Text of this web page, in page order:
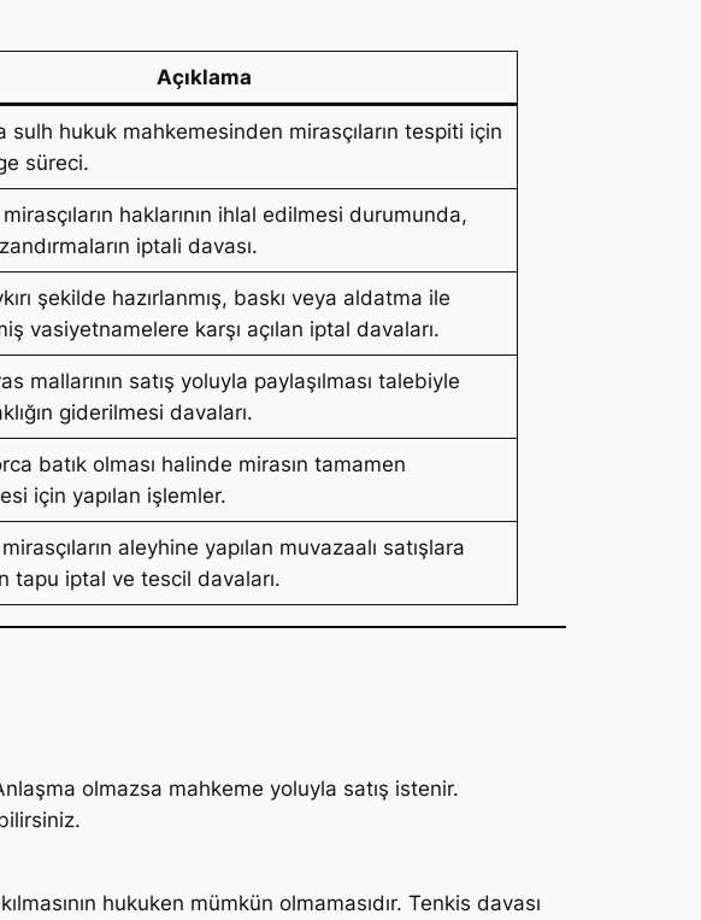
Açıklama
sulh hukuk mahkemesinden mirasçıların tespiti için
süreci.
mirasçıların haklarının ihlal edilmesi durumunda,
iptali davası.
şekilde hazırlanmış, baskı veya aldatma ile
vasiyetnamelere karşı açılan iptal davaları.
mallarının satış yoluyla paylaşılması talebiyle
giderilmesi davaları.
batık olması halinde mirasın tamamen
için yapılan işlemler.
aleyhine yapılan muvazaalı satışlara
tapu iptal ve tescil davaları.
olmazsa mahkeme yoluyla satış istenir.
hukuken mümkün olmamasıdır. Tenkis davası